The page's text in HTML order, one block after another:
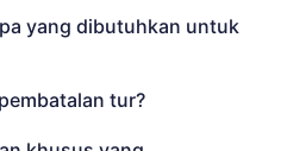
yang dibutuhkan untuk
tur?